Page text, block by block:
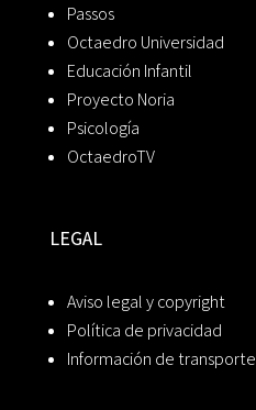
Passos
Octaedro Universidad
Educación Infantil
Proyecto Noria
Psicología
OctaedroTV
LEGAL
Aviso legal y copyright
Política de privacidad
Información de transporte